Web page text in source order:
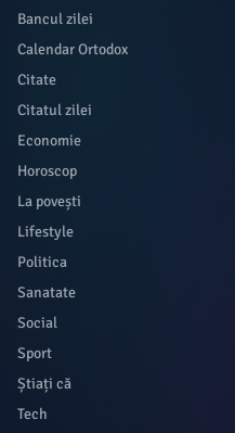
Bancul zilei
Calendar Ortodox
Citate
Citatul zilei
Economie
Horoscop
La povești
Lifestyle
Politica
Sanatate
Social
Sport
Știați că
Tech